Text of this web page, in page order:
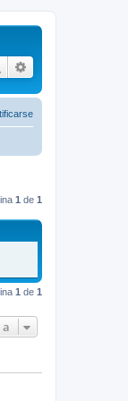
Buscar
1 de 1
1 de 1